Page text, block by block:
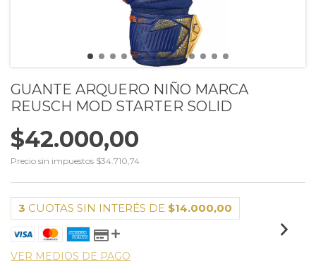
GUANTE ARQUERO NIÑO MARCA
REUSCH MOD STARTER SOLID
$42.000,00
Precio sin impuestos $34.710,74
3 CUOTAS SIN INTERÉS DE $14.000,00
VER MEDIOS DE PAGO